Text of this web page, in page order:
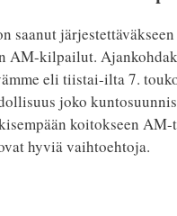
saanut
AM-kilpailut.
eli tiistai-ilta 7.
joko
koitokseen
hyviä vaihtoehtoja.